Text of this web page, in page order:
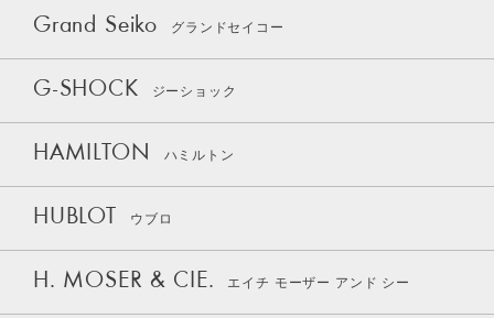
Grand Seiko グランドセイコー
G-SHOCK ジーショック
HAMILTON ハミルトン
HUBLOT ウブロ
H. MOSER & CIE. エイチ モーザー アンド シー